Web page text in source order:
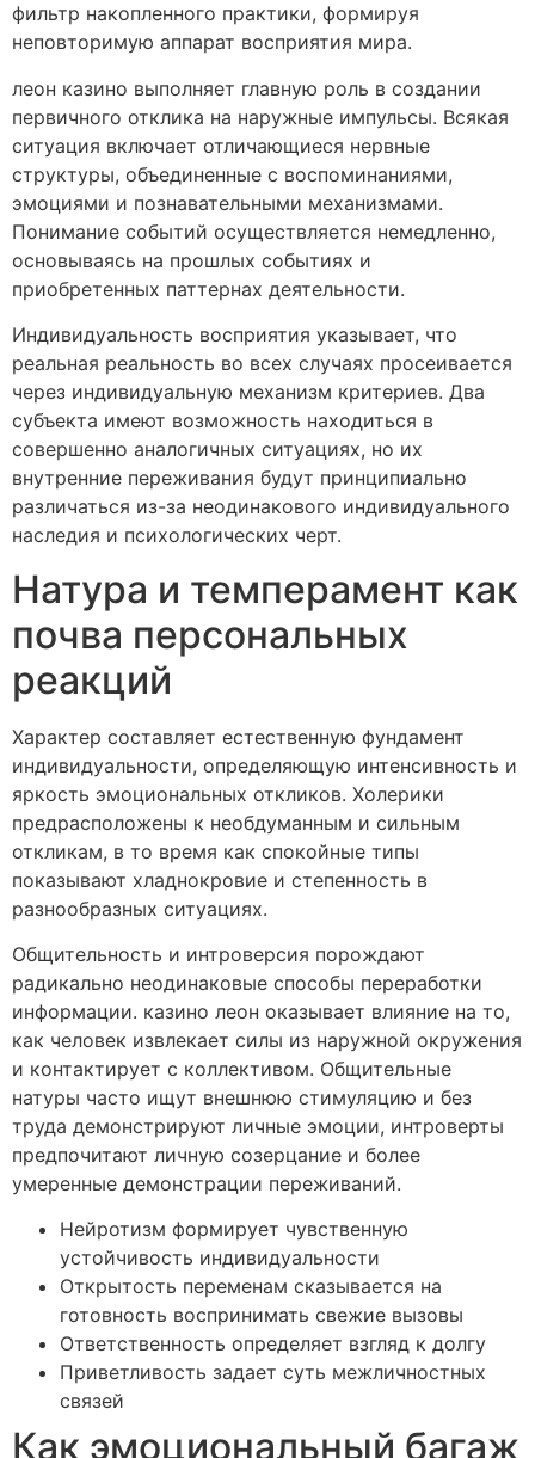
фильтр накопленного практики, формируя
неповторимую аппарат восприятия мира.
леон казино выполняет главную роль в создании
первичного отклика на наружные импульсы. Всякая
ситуация включает отличающиеся нервные
структуры, объединенные с воспоминаниями,
эмоциями и познавательными механизмами.
Понимание событий осуществляется немедленно,
основываясь на прошлых событиях и
приобретенных паттернах деятельности.
Индивидуальность восприятия указывает, что
реальная реальность во всех случаях просеивается
через индивидуальную механизм критериев. Два
субъекта имеют возможность находиться в
совершенно аналогичных ситуациях, но их
внутренние переживания будут принципиально
различаться из-за неодинакового индивидуального
наследия и психологических черт.
Натура и темперамент как
почва персональных
реакций
Характер составляет естественную фундамент
индивидуальности, определяющую интенсивность и
яркость эмоциональных откликов. Холерики
предрасположены к необдуманным и сильным
откликам, в то время как спокойные типы
показывают хладнокровие и степенность в
разнообразных ситуациях.
Общительность и интроверсия порождают
радикально неодинаковые способы переработки
информации. казино леон оказывает влияние на то,
как человек извлекает силы из наружной окружения
и контактирует с коллективом. Общительные
натуры часто ищут внешнюю стимуляцию и без
труда демонстрируют личные эмоции, интроверты
предпочитают личную созерцание и более
умеренные демонстрации переживаний.
Нейротизм формирует чувственную
устойчивость индивидуальности
Открытость переменам сказывается на
готовность воспринимать свежие вызовы
Ответственность определяет взгляд к долгу
Приветливость задает суть межличностных
связей
Как эмоциональный багаж